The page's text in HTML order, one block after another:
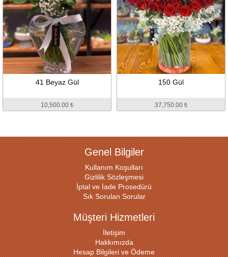
41 Beyaz Gül
10,500.00 ₺
150 Gül
37,750.00 ₺
Genel Bilgiler
Kullanım Koşulları
Gizlilik Sözleşmesi
İptal ve İade Prosedürü
Sık Sorulan Sorular
Müşteri Hizmetleri
İletişim
Hakkımızda
Hesap Bilgileri ve Ödeme